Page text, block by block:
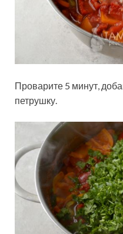
Проварите 5 минут,
петрушку.